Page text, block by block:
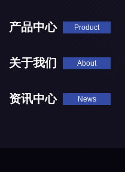
产品中心 Product
关于我们 About
资讯中心 News